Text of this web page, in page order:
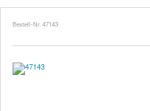
Bestell-Nr. 47143